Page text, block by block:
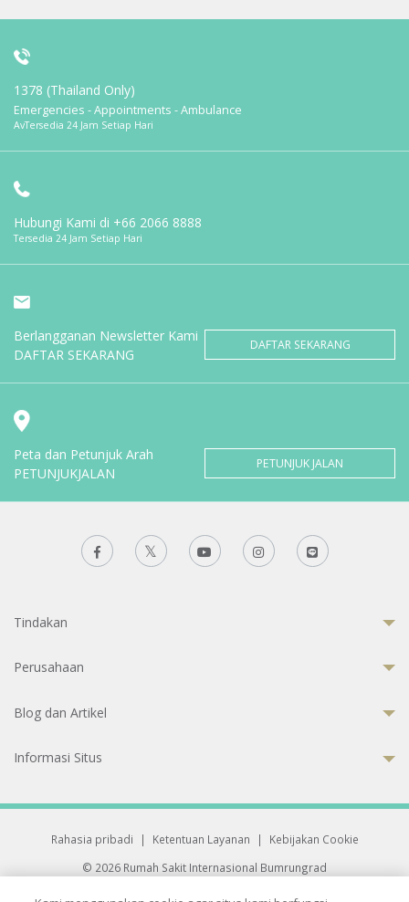
1378 (Thailand Only)
Emergencies - Appointments - Ambulance
AvTersedia 24 Jam Setiap Hari
Hubungi Kami di +66 2066 8888
Tersedia 24 Jam Setiap Hari
Berlangganan Newsletter Kami
DAFTAR SEKARANG
DAFTAR SEKARANG
Peta dan Petunjuk Arah
PETUNJUKJALAN
PETUNJUK JALAN
Tindakan
Perusahaan
Blog dan Artikel
Informasi Situs
Rahasia pribadi | Ketentuan Layanan |
Kebijakan Cookie
© 2026 Rumah Sakit Internasional Bumrungrad